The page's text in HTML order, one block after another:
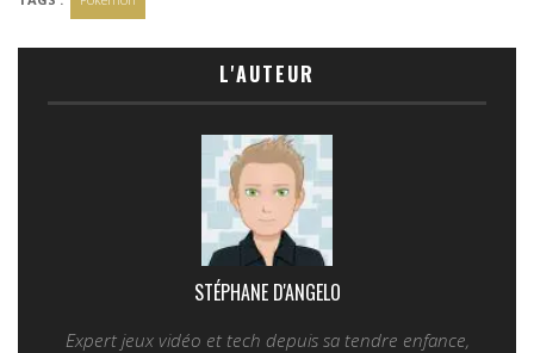
L'AUTEUR
STÉPHANE D'ANGELO
Expert jeux vidéo et tech depuis sa tendre enfance,